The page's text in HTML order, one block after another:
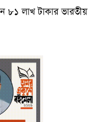
৮১ লাখ টাকার ভারতীয়